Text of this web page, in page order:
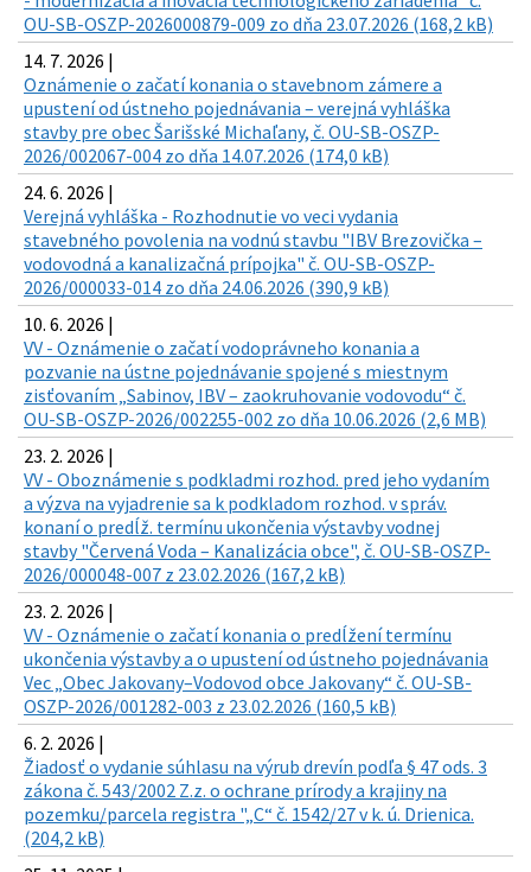
OU-SB-OSZP-2026000879-009 zo dňa 23.07.2026 (168,2 kB)
14. 7. 2026 |
Oznámenie o začatí konania o stavebnom zámere a
upustení od ústneho pojednávania – verejná vyhláška
stavby pre obec Šarišské Michaľany, č. OU-SB-OSZP-
2026/002067-004 zo dňa 14.07.2026 (174,0 kB)
24. 6. 2026 |
Verejná vyhláška - Rozhodnutie vo veci vydania
stavebného povolenia na vodnú stavbu "IBV Brezovička –
vodovodná a kanalizačná prípojka" č. OU-SB-OSZP-
2026/000033-014 zo dňa 24.06.2026 (390,9 kB)
10. 6. 2026 |
VV - Oznámenie o začatí vodoprávneho konania a
pozvanie na ústne pojednávanie spojené s miestnym
zisťovaním „Sabinov, IBV – zaokruhovanie vodovodu“ č.
OU-SB-OSZP-2026/002255-002 zo dňa 10.06.2026 (2,6 MB)
23. 2. 2026 |
VV - Oboznámenie s podkladmi rozhod. pred jeho vydaním
a výzva na vyjadrenie sa k podkladom rozhod. v správ.
konaní o predĺž. termínu ukončenia výstavby vodnej
stavby "Červená Voda – Kanalizácia obce", č. OU-SB-OSZP-
2026/000048-007 z 23.02.2026 (167,2 kB)
23. 2. 2026 |
VV - Oznámenie o začatí konania o predĺžení termínu
ukončenia výstavby a o upustení od ústneho pojednávania
Vec „Obec Jakovany–Vodovod obce Jakovany“ č. OU-SB-
OSZP-2026/001282-003 z 23.02.2026 (160,5 kB)
6. 2. 2026 |
Žiadosť o vydanie súhlasu na výrub drevín podľa § 47 ods. 3
zákona č. 543/2002 Z.z. o ochrane prírody a krajiny na
pozemku/parcela registra "„C“ č. 1542/27 v k. ú. Drienica.
(204,2 kB)